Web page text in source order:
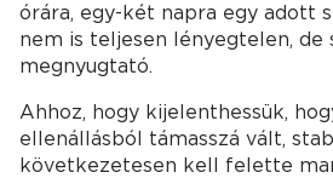
órára, egy-két napra egy adott
nem is teljesen lényegtelen, de
megnyugtató.
Ahhoz, hogy kijelenthessük,
ellenállásból támasszá vált,
következetesen kell felette